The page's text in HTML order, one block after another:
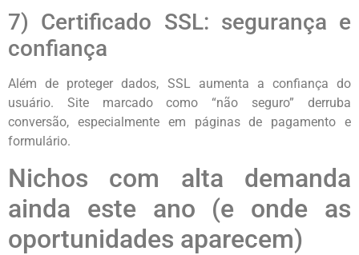
7) Certificado SSL: segurança e
confiança
Além de proteger dados, SSL aumenta a confiança do
usuário. Site marcado como “não seguro” derruba
conversão, especialmente em páginas de pagamento e
formulário.
Nichos com alta demanda
ainda este ano (e onde as
oportunidades aparecem)